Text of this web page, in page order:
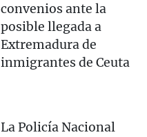
convenios ante la
posible llegada a
Extremadura de
inmigrantes de Ceuta
La Policía Nacional